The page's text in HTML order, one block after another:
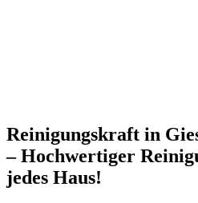
Reinigungskraft in
– Hochwertiger
jedes Haus!